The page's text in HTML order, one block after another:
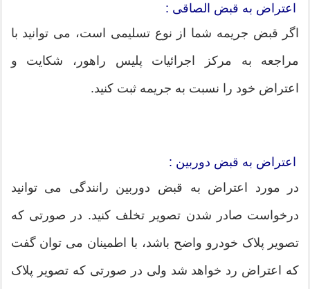
اعتراض به قبض الصاقی :
اگر قبض جریمه شما از نوع تسلیمی است، می توانید با
مراجعه به مرکز اجرائیات پلیس راهور، شکایت و
اعتراض خود را نسبت به جریمه ثبت کنید.
اعتراض به قبض دوربین‌ :
در مورد اعتراض به قبض دوربین‌ رانندگی می توانید
درخواست صادر شدن تصویر تخلف کنید. در صورتی که
تصویر پلاک خودرو واضح باشد، با اطمینان می توان گفت
که اعتراض رد خواهد شد ولی در صورتی که تصویر پلاک